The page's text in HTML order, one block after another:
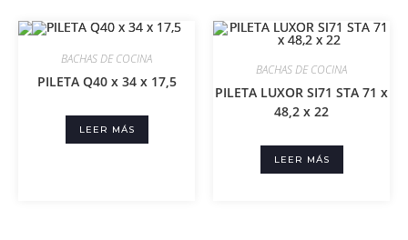
BACHAS DE COCINA
PILETA Q40 x 34 x 17,5
LEER MÁS
BACHAS DE COCINA
PILETA LUXOR SI71 STA 71 x
48,2 x 22
LEER MÁS